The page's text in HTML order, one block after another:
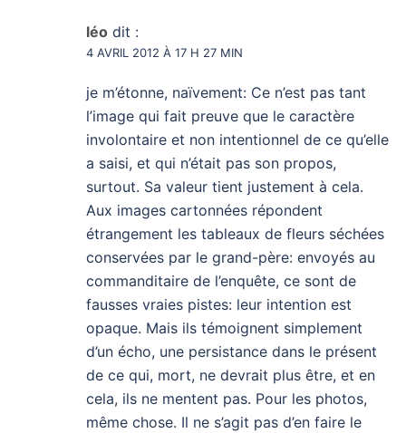
léo dit :
4 AVRIL 2012 À 17 H 27 MIN
je m’étonne, naïvement: Ce n’est pas tant
l’image qui fait preuve que le caractère
involontaire et non intentionnel de ce qu’elle
a saisi, et qui n’était pas son propos,
surtout. Sa valeur tient justement à cela.
Aux images cartonnées répondent
étrangement les tableaux de fleurs séchées
conservées par le grand-père: envoyés au
commanditaire de l’enquête, ce sont de
fausses vraies pistes: leur intention est
opaque. Mais ils témoignent simplement
d’un écho, une persistance dans le présent
de ce qui, mort, ne devrait plus être, et en
cela, ils ne mentent pas. Pour les photos,
même chose. Il ne s’agit pas d’en faire le